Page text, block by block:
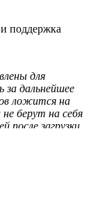
поддержка
для
за дальнейшее
ложится на
берут на себя
после загрузки